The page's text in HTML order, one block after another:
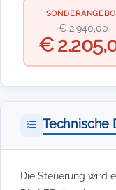
€ 2.940,00
€
Technische
Die Steuerung wird